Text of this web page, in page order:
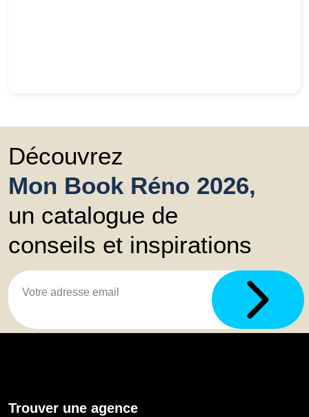
Découvrez
Mon Book Réno 2026,
un catalogue de
conseils et inspirations
Trouver une agence